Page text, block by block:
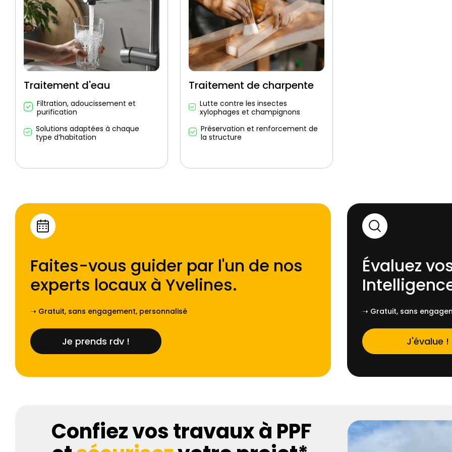
Traitement d'eau
Filtration, adoucissement et
purification
Solutions adaptées à chaque
type d’habitation
Traitement de charpente
Lutte contre les insectes
xylophages et champignons
Préservation et renforcement de
la structure
Faites-vous guider par l'un de nos
experts locaux à Yvelines.
➝ Gratuit, sans engagement, personnalisé
Je prends rdv !
Évaluez
➝ Gratuit, sans
J'évalue !
Confiez vos travaux à PPF